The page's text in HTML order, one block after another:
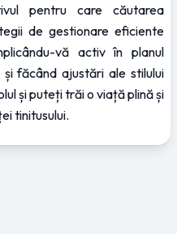
pentru care căutarea
de gestionare eficiente
vă activ în planul
făcând ajustări ale stilului
și puteți trăi o viață plină și
tinitusului.